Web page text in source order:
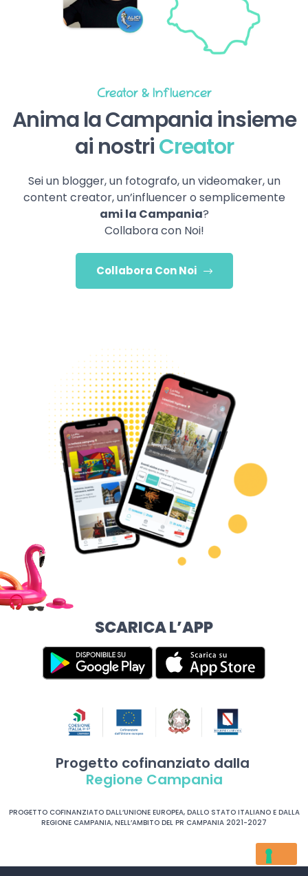
Creator & Influencer
Anima la Campania insieme
ai nostriCreator
Sei un blogger, un fotografo, un videomaker, un
content creator, un’influencer o semplicemente
ami la Campania?
Collabora con Noi!
Collabora Con Noi
SCARICA L’APP
Progetto cofinanziato dalla
Regione Campania
PROGETTO COFINANZIATO DALL’UNIONE EUROPEA, DALLO STATO ITALIANO E DALLA
REGIONE CAMPANIA, NELL’AMBITO DEL PR CAMPANIA 2021-2027